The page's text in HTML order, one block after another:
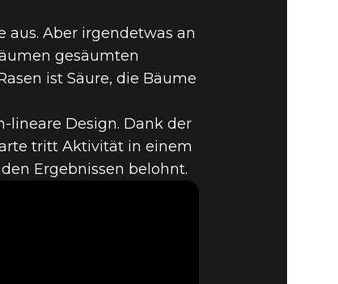
Aber irgendetwas an
gesäumten
ist Säure, die Bäume
lineare Design. Dank der
tritt Aktivität in einem
Ergebnissen belohnt.